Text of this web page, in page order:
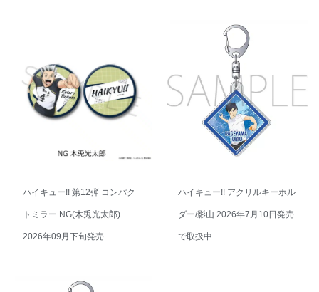
ハイキュー!! 第12弾 コンパク
トミラー NG(木兎光太郎)
2026年09月下旬発売
ハイキュー!! アクリルキーホル
ダー/影山 2026年7月10日発売
で取扱中